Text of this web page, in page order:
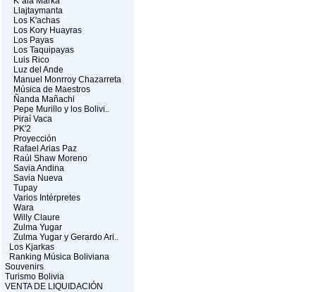
Llajtaymanta
Los K'achas
Los Kory Huayras
Los Payas
Los Taquipayas
Luis Rico
Luz del Ande
Manuel Monrroy Chazarreta
Música de Maestros
Ñanda Mañachi
Pepe Murillo y los Bolivi..
Piraí Vaca
PK'2
Proyección
Rafael Arias Paz
Raúl Shaw Moreno
Savia Andina
Savia Nueva
Tupay
Varios Intérpretes
Wara
Willy Claure
Zulma Yugar
Zulma Yugar y Gerardo Ari..
Los Kjarkas
Ranking Música Boliviana
Souvenirs
Turismo Bolivia
VENTA DE LIQUIDACIÓN